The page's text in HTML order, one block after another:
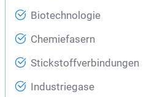
Biotechnologie
Chemiefasern
Stickstoffverbindungen
Industriegase